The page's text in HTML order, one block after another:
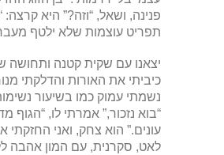
פנינה, ושאל, “וזה?” היא
תפריט עוצמות שלא ילטף
יצאנו עם שקית קטנה ותחושה
כיביתי את האורות והדלקתי
נשמתי עמוק כמו בשיעור
“בוא נזכור,” אמרתי לו, “הגוף
עונים.” הוא צחק, ואני
לאט, סקרנית, עם המון אהבה